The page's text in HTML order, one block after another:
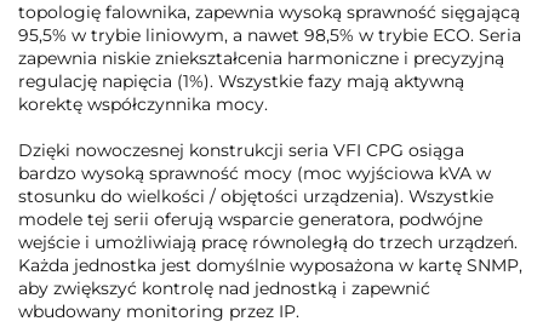
topologię falownika, zapewnia wysoką sprawność sięgającą
95,5% w trybie liniowym, a nawet 98,5% w trybie ECO. Seria
zapewnia niskie zniekształcenia harmoniczne i precyzyjną
regulację napięcia (1%). Wszystkie fazy mają aktywną
korektę współczynnika mocy.
Dzięki nowoczesnej konstrukcji seria VFI CPG osiąga
bardzo wysoką sprawność mocy (moc wyjściowa kVA w
stosunku do wielkości / objętości urządzenia). Wszystkie
modele tej serii oferują wsparcie generatora, podwójne
wejście i umożliwiają pracę równoległą do trzech urządzeń.
Każda jednostka jest domyślnie wyposażona w kartę SNMP,
aby zwiększyć kontrolę nad jednostką i zapewnić
wbudowany monitoring przez IP.